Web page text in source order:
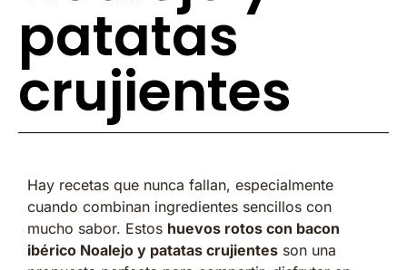
patatas
crujientes
Hay recetas que nunca fallan, especialmente
cuando combinan ingredientes sencillos con
mucho sabor. Estos huevos rotos con bacon
ibérico Noalejo y patatas crujientes son una